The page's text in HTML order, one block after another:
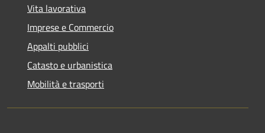
Vita lavorativa
Imprese e Commercio
Appalti pubblici
Catasto e urbanistica
Mobilità e trasporti